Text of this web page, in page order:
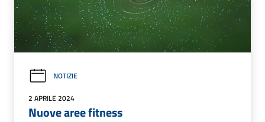
NOTIZIE
2 APRILE 2024
Nuove aree fitness